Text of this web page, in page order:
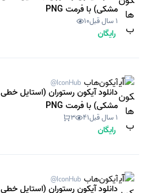
مشکی) با فرمت PNG
1 سال قبل 10
رایگان
آیکون‌هاب @IconHub
دانلود آیکون رستوران (استایل خطی
مشکی) با فرمت PNG
1 سال قبل 41
3
رایگان
آیکون‌هاب @IconHub
دانلود آیکون رستوران (استایل خطی